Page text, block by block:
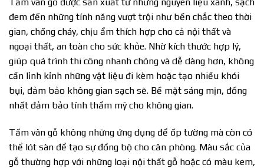
đem đến những tính năng vượt trội như bền chắc theo thời
gian, chống cháy, chịu ẩm thích hợp cho cả nội thất và
ngoại thất, an toàn cho sức khỏe. Nhờ kích thước hợp lý,
giúp quá trình thi công nhanh chóng và dễ dàng hơn, không
cần lỉnh kỉnh những vật liệu đi kèm hoặc tạo nhiều khói
bụi, đảm bảo không gian sạch sẽ. Bề mặt sáng mịn, đồng
nhất đảm bảo tính thẩm mỹ cho không gian.
Tấm vân gỗ không những ứng dụng để ốp tường mà còn có
thể lót sàn để tạo sự đồng bộ cho căn phòng. Màu sắc của
gỗ thường hợp với những loại nội thất gỗ hoặc có màu kem,